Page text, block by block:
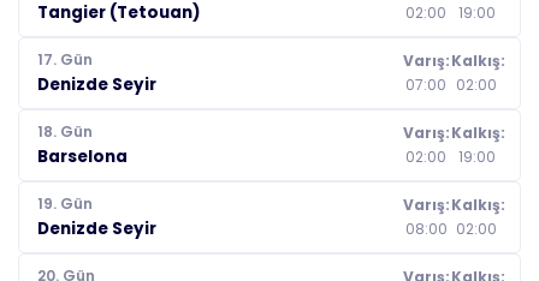
Tangier (Tetouan)
02:00
19:00
17. Gün
Denizde Seyir
Varış:
07:00
Kalkış:
02:00
18. Gün
Barselona
Varış:
02:00
Kalkış:
19:00
19. Gün
Denizde Seyir
Varış:
08:00
Kalkış:
02:00
20. Gün
Varış:Kalkış: